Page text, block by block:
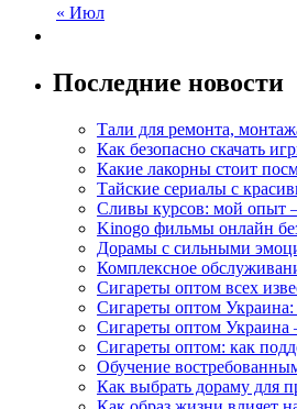
« Июл
Последние новости
Тали для ремонта,
Как безопасно скачать
Какие лакорны стоит
Тайские сериалы с
Сливы курсов: мой опыт
Kinogo фильмы онлайн
Дорамы с сильными
Комплексное
Сигареты оптом всех
Сигареты оптом Украина:
Сигареты оптом
Сигареты оптом: как
Обучение
Как выбрать дораму для